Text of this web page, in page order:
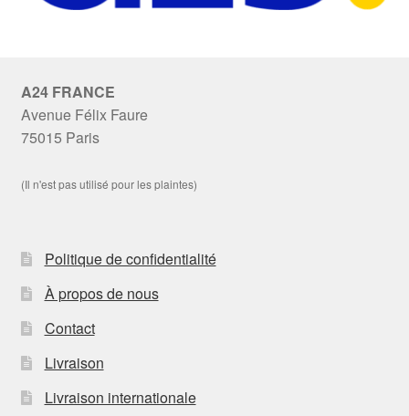
A24 FRANCE
Avenue Félix Faure
75015 Paris
(Il n'est pas utilisé pour les plaintes)
Politique de confidentialité
À propos de nous
Contact
Livraison
Livraison internationale